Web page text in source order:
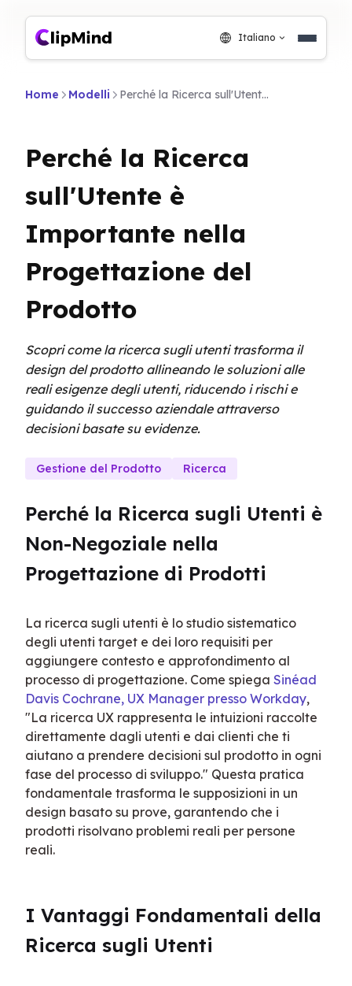
Italiano
Home Modelli Perché la Ricerca sull'Utente è Importante nella Progettazione del Prodotto
Perché la Ricerca
sull'Utente è
Importante nella
Progettazione del
Prodotto
Scopri come la ricerca sugli utenti trasforma il
design del prodotto allineando le soluzioni alle
reali esigenze degli utenti, riducendo i rischi e
guidando il successo aziendale attraverso
decisioni basate su evidenze.
Gestione del Prodotto Ricerca
Perché la Ricerca sugli Utenti è
Non-Negoziale nella
Progettazione di Prodotti
La ricerca sugli utenti è lo studio sistematico
degli utenti target e dei loro requisiti per
aggiungere contesto e approfondimento al
processo di progettazione. Come spiega Sinéad
Davis Cochrane, UX Manager presso Workday,
"La ricerca UX rappresenta le intuizioni raccolte
direttamente dagli utenti e dai clienti che ti
aiutano a prendere decisioni sul prodotto in ogni
fase del processo di sviluppo." Questa pratica
fondamentale trasforma le supposizioni in un
design basato su prove, garantendo che i
prodotti risolvano problemi reali per persone
reali.
I Vantaggi Fondamentali della
Ricerca sugli Utenti